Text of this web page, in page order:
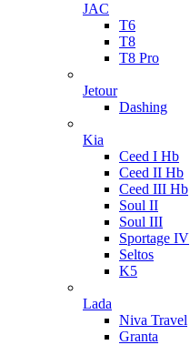
JAC
T6
T8
T8 Pro
Jetour
Dashing
Kia
Ceed I Hb
Ceed II Hb
Ceed III Hb
Soul II
Soul III
Sportage IV
Seltos
K5
Lada
Niva Travel
Granta